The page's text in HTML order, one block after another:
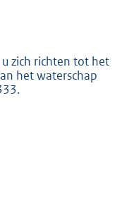
zich richten tot het
het waterschap